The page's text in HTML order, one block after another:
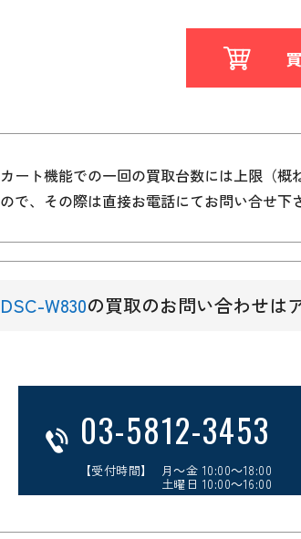
カート機能での一回の買取台数には上限（
ので、その際は直接お電話にてお問い合せ下
DSC-W830の買取のお問い合わせは
03-5812-3453
【受付時間】 月～金 10:00～18:00
土曜日 10:00～16:00